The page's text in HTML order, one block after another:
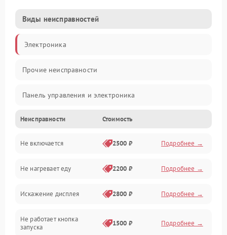
Виды неисправностей
Электроника
Прочие неисправности
Панель управления и электроника
Дверца и корпус
Механика и внутренние элементы
Механические повреждения
Питание и запуск
Нагрев и приготовление
Неисправности Стоимость
Не включается 2500 ₽ Подробнее →
Не нагревает еду 2200 ₽ Подробнее →
Искажение дисплея 2800 ₽ Подробнее →
Не работает кнопка
запуска
1500 ₽ Подробнее →